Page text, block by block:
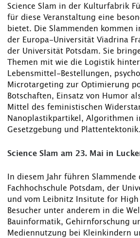
Science Slam in der Kulturfabrik
für diese Veranstaltung eine
bietet. Die Slammenden kommen
der Europa-Universität Viadrina
der Universität Potsdam. Sie
Themen mit wie die Logistik
Lebensmittel-Bestellungen,
Microtargeting zur Optimierung
Botschaften, Einsatz von Humor
Mittel des feministischen
Nanoplastikpartikel, Algorithmen
Gesetzgebung und Plattentektonik.
Science Slam am 23. Mai in
In diesem Jahr führen Slammende
Fachhochschule Potsdam, der
und vom Leibnitz Insitute for High
Besucher unter anderem in die
Bauinformatik, Gehirnforschung
Mediennutzung bei Kleinkindern